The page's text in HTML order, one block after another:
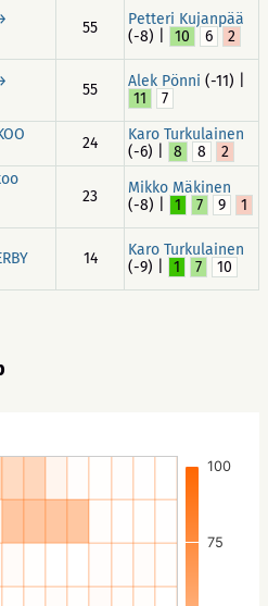
55
Petteri Kujanpää
(-8) |
10 6
2
55 Alek Pönni (-11) |
11
7
24
Karo Turkulainen
(-6) |
8 8
2
23
Mikko Mäkinen
(-8) |
1 7 9
1
14
Karo Turkulainen
(-9) |
1 7 10
75
100